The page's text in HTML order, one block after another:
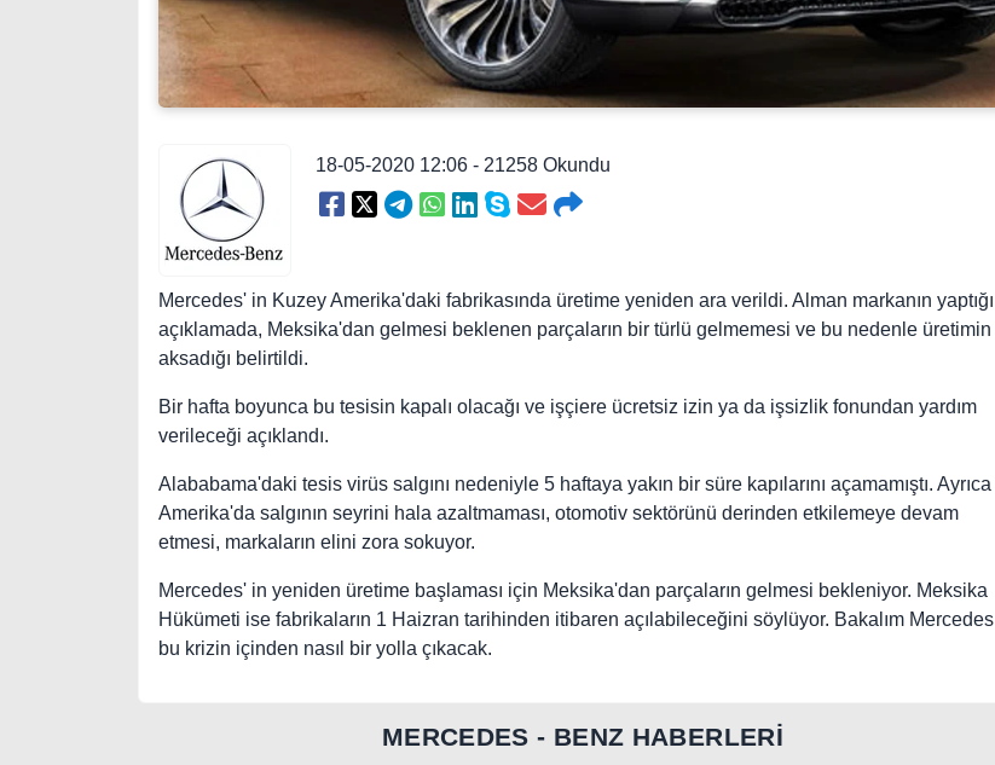
18-05-2020 12:06 - 21258 Okundu
Mercedes' in Kuzey Amerika'daki fabrikasında üretime yeniden ara verildi. Alman markanın yaptığı
açıklamada, Meksika'dan gelmesi beklenen parçaların bir türlü gelmemesi ve bu nedenle üretimin
aksadığı belirtildi.
Bir hafta boyunca bu tesisin kapalı olacağı ve işçiere ücretsiz izin ya da işsizlik fonundan yardım
verileceği açıklandı.
Alababama'daki tesis virüs salgını nedeniyle 5 haftaya yakın bir süre kapılarını açamamıştı. Ayrıca
Amerika'da salgının seyrini hala azaltmaması, otomotiv sektörünü derinden etkilemeye devam
etmesi, markaların elini zora sokuyor.
Mercedes' in yeniden üretime başlaması için Meksika'dan parçaların gelmesi bekleniyor. Meksika
Hükümeti ise fabrikaların 1 Haizran tarihinden itibaren açılabileceğini söylüyor. Bakalım Mercedes
bu krizin içinden nasıl bir yolla çıkacak.
MERCEDES - BENZ HABERLERİ